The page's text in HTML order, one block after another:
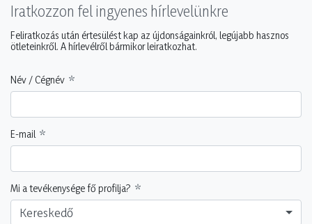
Iratkozzon fel ingyenes hírlevelünkre
Feliratkozás után értesülést kap az újdonságainkról, legújabb hasznos
ötleteinkről. A hírlevélről bármikor leiratkozhat.
Név / Cégnév
E-mail
Mi a tevékenysége fő profilja?
Kereskedő